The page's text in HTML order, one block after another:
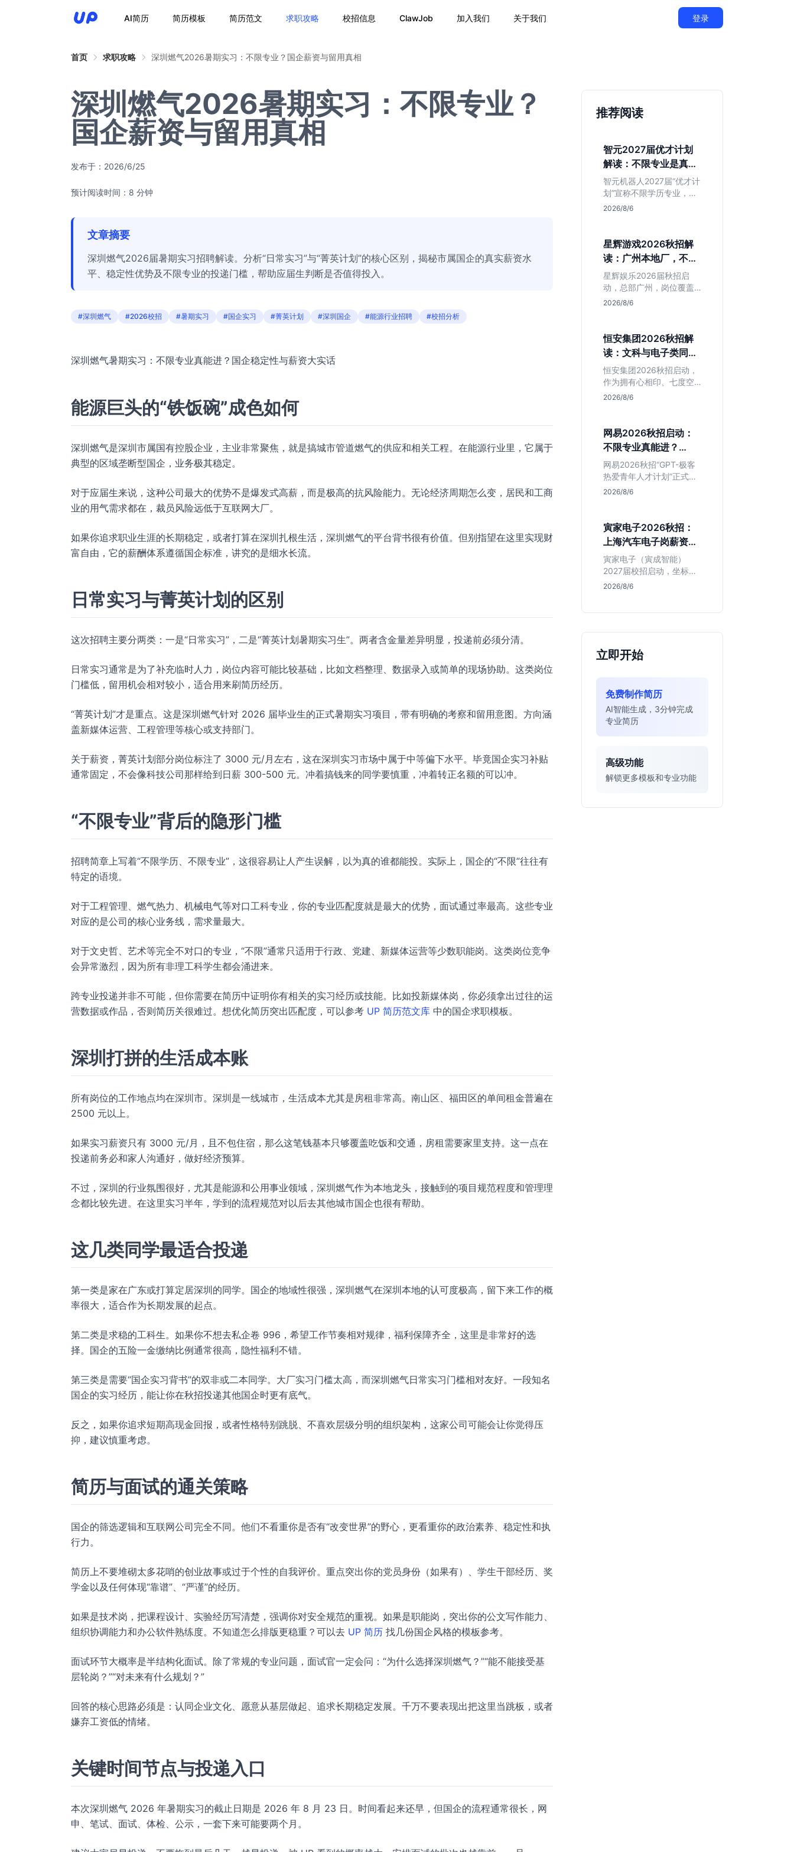
AI简历 简历模板 简历范文 求职攻略 校招信息 ClawJob 加入我们 关于我们 登录
首页 求职攻略 深圳燃气2026暑期实习：不限专业？国企薪资与留用真相
深圳燃气2026暑期实习：不限专业？
国企薪资与留用真相
发布于： 2026/6/25
预计阅读时间：8 分钟
文章摘要
深圳燃气2026届暑期实习招聘解读。分析“日常实习”与“菁英计划”的核心区别，揭秘市属国企的真实薪资水
平、稳定性优势及不限专业的投递门槛，帮助应届生判断是否值得投入。
#深圳燃气 #2026校招 #暑期实习 #国企实习 #菁英计划 #深圳国企 #能源行业招聘 #校招分析
深圳燃气暑期实习：不限专业真能进？国企稳定性与薪资大实话
能源巨头的“铁饭碗”成色如何
深圳燃气是深圳市属国有控股企业，主业非常聚焦，就是搞城市管道燃气的供应和相关工程。在能源行业里，它属于
典型的区域垄断型国企，业务极其稳定。
对于应届生来说，这种公司最大的优势不是爆发式高薪，而是极高的抗风险能力。无论经济周期怎么变，居民和工商
业的用气需求都在，裁员风险远低于互联网大厂。
如果你追求职业生涯的长期稳定，或者打算在深圳扎根生活，深圳燃气的平台背书很有价值。但别指望在这里实现财
富自由，它的薪酬体系遵循国企标准，讲究的是细水长流。
日常实习与菁英计划的区别
这次招聘主要分两类：一是“日常实习”，二是“菁英计划暑期实习生”。两者含金量差异明显，投递前必须分清。
日常实习通常是为了补充临时人力，岗位内容可能比较基础，比如文档整理、数据录入或简单的现场协助。这类岗位
门槛低，留用机会相对较小，适合用来刷简历经历。
“菁英计划”才是重点。这是深圳燃气针对 2026 届毕业生的正式暑期实习项目，带有明确的考察和留用意图。方向涵
盖新媒体运营、工程管理等核心或支持部门。
关于薪资，菁英计划部分岗位标注了 3000 元/月左右，这在深圳实习市场中属于中等偏下水平。毕竟国企实习补贴
通常固定，不会像科技公司那样给到日薪 300-500 元。冲着搞钱来的同学要慎重，冲着转正名额的可以冲。
“不限专业”背后的隐形门槛
招聘简章上写着“不限学历、不限专业”，这很容易让人产生误解，以为真的谁都能投。实际上，国企的“不限”往往有
特定的语境。
对于工程管理、燃气热力、机械电气等对口工科专业，你的专业匹配度就是最大的优势，面试通过率最高。这些专业
对应的是公司的核心业务线，需求量最大。
对于文史哲、艺术等完全不对口的专业，“不限”通常只适用于行政、党建、新媒体运营等少数职能岗。这类岗位竞争
会异常激烈，因为所有非理工科学生都会涌进来。
跨专业投递并非不可能，但你需要在简历中证明你有相关的实习经历或技能。比如投新媒体岗，你必须拿出过往的运
营数据或作品，否则简历关很难过。想优化简历突出匹配度，可以参考 UP 简历范文库 中的国企求职模板。
深圳打拼的生活成本账
所有岗位的工作地点均在深圳市。深圳是一线城市，生活成本尤其是房租非常高。南山区、福田区的单间租金普遍在
2500 元以上。
如果实习薪资只有 3000 元/月，且不包住宿，那么这笔钱基本只够覆盖吃饭和交通，房租需要家里支持。这一点在
投递前务必和家人沟通好，做好经济预算。
不过，深圳的行业氛围很好，尤其是能源和公用事业领域，深圳燃气作为本地龙头，接触到的项目规范程度和管理理
念都比较先进。在这里实习半年，学到的流程规范对以后去其他城市国企也很有帮助。
这几类同学最适合投递
第一类是家在广东或打算定居深圳的同学。国企的地域性很强，深圳燃气在深圳本地的认可度极高，留下来工作的概
率很大，适合作为长期发展的起点。
第二类是求稳的工科生。如果你不想去私企卷 996，希望工作节奏相对规律，福利保障齐全，这里是非常好的选
择。国企的五险一金缴纳比例通常很高，隐性福利不错。
第三类是需要“国企实习背书”的双非或二本同学。大厂实习门槛太高，而深圳燃气日常实习门槛相对友好。一段知名
国企的实习经历，能让你在秋招投递其他国企时更有底气。
反之，如果你追求短期高现金回报，或者性格特别跳脱、不喜欢层级分明的组织架构，这家公司可能会让你觉得压
抑，建议慎重考虑。
简历与面试的通关策略
国企的筛选逻辑和互联网公司完全不同。他们不看重你是否有“改变世界”的野心，更看重你的政治素养、稳定性和执
行力。
简历上不要堆砌太多花哨的创业故事或过于个性的自我评价。重点突出你的党员身份（如果有）、学生干部经历、奖
学金以及任何体现“靠谱”、“严谨”的经历。
如果是技术岗，把课程设计、实验经历写清楚，强调你对安全规范的重视。如果是职能岗，突出你的公文写作能力、
组织协调能力和办公软件熟练度。不知道怎么排版更稳重？可以去 UP 简历 找几份国企风格的模板参考。
面试环节大概率是半结构化面试。除了常规的专业问题，面试官一定会问：“为什么选择深圳燃气？”“能不能接受基
层轮岗？”“对未来有什么规划？”
回答的核心思路必须是：认同企业文化、愿意从基层做起、追求长期稳定发展。千万不要表现出把这里当跳板，或者
嫌弃工资低的情绪。
关键时间节点与投递入口
本次深圳燃气 2026 年暑期实习的截止日期是 2026 年 8 月 23 日。时间看起来还早，但国企的流程通常很长，网
申、笔试、面试、体检、公示，一套下来可能要两个月。
推荐阅读
智元2027届优才计划
解读：不限专业是真的
吗？
智元机器人2027届“优才计
划”宣称不限学历专业，实
则聚焦具身智能顶尖人
真等核心方向，帮你判断
是否值得投递及如何准备
硬核项目。
2026/8/6
星辉游戏2026秋招解
读：广州本地厂，不限
专业但薪资面议
星辉娱乐2026届秋招启
动，总部广州，岗位覆盖
技术、美术、策划。PHP
想接触项目全流程的应届
生，追求大厂光环者慎
投。
2026/8/6
恒安集团2026秋招解
读：文科与电子类同学
的稳妥选择？
恒安集团2026秋招启动，
作为拥有心相印、七度空
间等国民品牌的快消巨
生项目，明确文商科主攻
品牌营销、理工科侧重技
术支持的岗位逻辑，客观
分析传统制造业薪资平稳
但平台扎实的特点，助应
届生快速判断投递价值。
2026/8/6
网易2026秋招启动：
不限专业真能进？
GPT-极客计划解读
网易2026秋招“GPT-极客
热爱青年人才计划”正式开
启，主打不限专业与学
划、算法），分析非科班
同学的投递机会与真实门
槛，帮你判断是否值得
投。
2026/8/6
寅家电子2026秋招：
上海汽车电子岗薪资与
岗位全解析
寅家电子（寅成智能）
2027届校招启动，坐标上
海。本文解析百人规模汽
成长路径，助你判断是否
2026/8/6
立即开始
免费制作简历
AI智能生成，3分钟完成
专业简历
高级功能
解锁更多模板和专业功能